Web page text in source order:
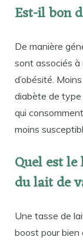
Est-il bon
De manière
sont associés à
d’obésité.
diabète de type
qui
moins
Quel est
du lait de
Une tasse de
boost pour bien